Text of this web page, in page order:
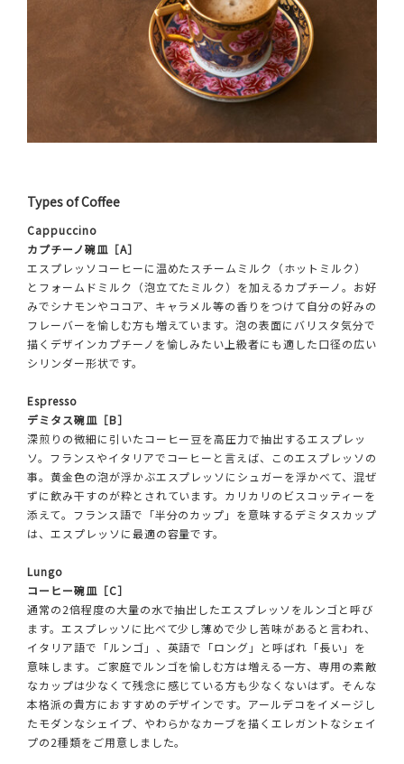
Types of Coffee
Cappuccino
カプチーノ碗皿［A］
エスプレッソコーヒーに温めたスチームミルク（ホットミルク）
とフォームドミルク（泡立てたミルク）を加えるカプチーノ。お好
みでシナモンやココア、キャラメル等の香りをつけて自分の好みの
フレーバーを愉しむ方も増えています。泡の表面にバリスタ気分で
描くデザインカプチーノを愉しみたい上級者にも適した口径の広い
シリンダー形状です。
Espresso
デミタス碗皿［B］
深煎りの微細に引いたコーヒー豆を高圧力で抽出するエスプレッ
ソ。フランスやイタリアでコーヒーと言えば、このエスプレッソの
事。黄金色の泡が浮かぶエスプレッソにシュガーを浮かべて、混ぜ
ずに飲み干すのが粋とされています。カリカリのビスコッティーを
添えて。フランス語で「半分のカップ」を意味するデミタスカップ
は、エスプレッソに最適の容量です。
Lungo
コーヒー碗皿［C］
通常の2倍程度の大量の水で抽出したエスプレッソをルンゴと呼び
ます。エスプレッソに比べて少し薄めで少し苦味があると言われ、
イタリア語で「ルンゴ」、英語で「ロング」と呼ばれ「長い」を
意味します。ご家庭でルンゴを愉しむ方は増える一方、専用の素敵
なカップは少なくて残念に感じている方も少なくないはず。そんな
本格派の貴方におすすめのデザインです。アールデコをイメージし
たモダンなシェイプ、やわらかなカーブを描くエレガントなシェイ
プの2種類をご用意しました。